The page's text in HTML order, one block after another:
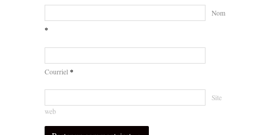
Nom
*
Courriel *
Site
web